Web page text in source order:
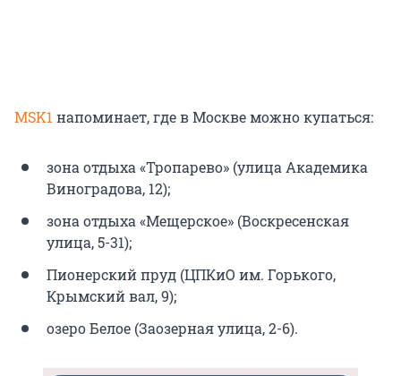
MSK1 напоминает, где в Москве можно купаться:
зона отдыха «Тропарево» (улица Академика
Виноградова, 12);
зона отдыха «Мещерское» (Воскресенская
улица, 5-31);
Пионерский пруд (ЦПКиО им. Горького,
Крымский вал, 9);
озеро Белое (Заозерная улица, 2-6).